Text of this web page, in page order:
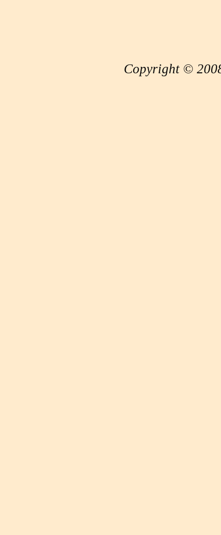
Copyright ©